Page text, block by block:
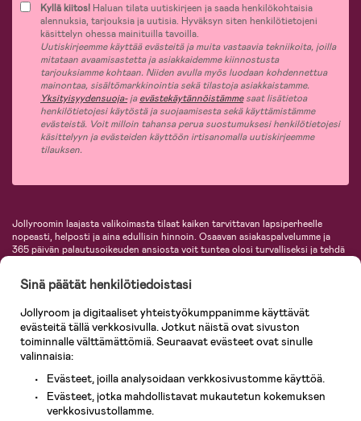
Kyllä kiitos! Haluan tilata uutiskirjeen ja saada henkilökohtaisia
alennuksia, tarjouksia ja uutisia. Hyväksyn siten henkilötietojeni
käsittelyn ohessa mainituilla tavoilla.
Uutiskirjeemme käyttää evästeitä ja muita vastaavia tekniikoita, joilla
mitataan avaamisastetta ja asiakkaidemme kiinnostusta
tarjouksiamme kohtaan. Niiden avulla myös luodaan kohdennettua
mainontaa, sisältömarkkinointia sekä tilastoja asiakkaistamme.
Yksityisyydensuoja-jaevästekäytännöistämmesaat lisätietoa
henkilötietojesi käytöstä ja suojaamisesta sekä käyttämistämme
evästeistä. Voit milloin tahansa perua suostumuksesi henkilötietojesi
käsittelyyn ja evästeiden käyttöön irtisanomalla uutiskirjeemme
tilauksen.
Jollyroomin laajasta valikoimasta tilaat kaiken tarvittavan lapsiperheelle
nopeasti, helposti ja aina edullisin hinnoin. Osaavan asiakaspalvelumme ja
365 päivän palautusoikeuden ansiosta voit tuntea olosi turvalliseksi ja tehdä
lastentarvikkeita sekä paljon muuta. Meiltä löydät lukuisia tunnettuja
KidKraft, Ergobaby, Philips Avent, Neonate, Cybex, LEGO ja monia muita!
Tervetuloa shoppailemaan Pohjoismaiden suurimpaan lastentarvikkeiden
verkkokauppaan!
Sinä päätät henkilötiedoistasi
Jollyroom ja digitaaliset yhteistyökumppanimme käyttävät
evästeitä tällä verkkosivulla. Jotkut näistä ovat sivuston
toiminnalle välttämättömiä. Seuraavat evästeet ovat sinulle
valinnaisia:
Evästeet, joilla analysoidaan verkkosivustomme käyttöä.
Evästeet, jotka mahdollistavat mukautetun kokemuksen
verkkosivustollamme.